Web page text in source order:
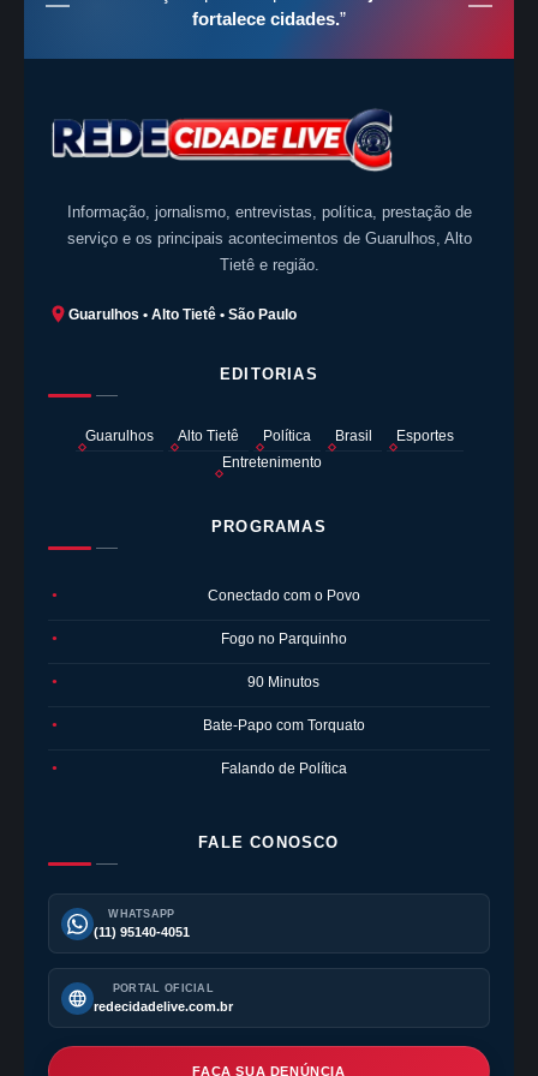
fortalece cidades.”
Informação, jornalismo, entrevistas, política, prestação de
serviço e os principais acontecimentos de Guarulhos, Alto
Tietê e região.
Guarulhos • Alto Tietê • São Paulo
EDITORIAS
Guarulhos Alto Tietê Política Brasil
Esportes
Entretenimento
PROGRAMAS
● Conectado com o Povo
● Fogo no Parquinho
● 90 Minutos
● Bate-Papo com Torquato
● Falando de Política
FALE CONOSCO
WHATSAPP
(11) 95140-4051
PORTAL OFICIAL
redecidadelive.com.br
FAÇA SUA DENÚNCIA